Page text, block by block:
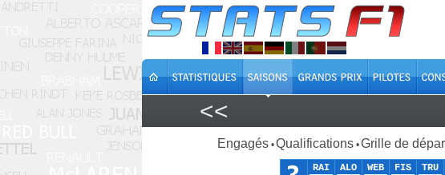
<<
Engagés •Qualifications •Grille de
RAI
ALO
WEB
FIS
TRU